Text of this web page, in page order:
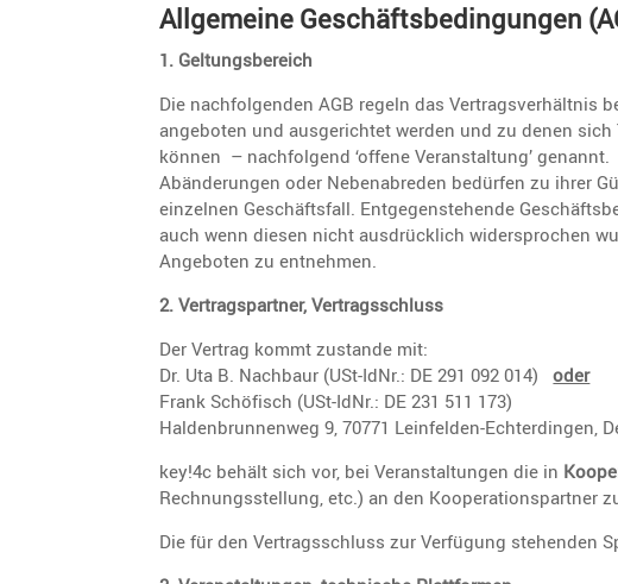
Allge­meine Geschäfts­be­din­gungen
1. Geltungs­be­reich
Die nachfol­genden AGB regeln das Vertrags­ver­hältnis
angeboten und ausge­richtet werden und zu denen
können – nachfol­gend ‘offene Veran­stal­tung’ genannt.
Abände­rungen oder Neben­ab­reden bedürfen zu ihrer
einzelnen Geschäfts­fall. Entge­gen­ste­hende
auch wenn diesen nicht ausdrück­lich wider­spro­chen
Angeboten zu entnehmen.
2. Vertrags­partner, Vertragsschluss
Der Vertrag kommt zustande mit:
Dr. Uta B. Nachbaur (USt-IdNr.: DE 291 092 014)oder
Frank Schöfisch (USt-IdNr.: DE 231 511 173)
Halden­brun­nenweg 9, 70771 Leinfelden-Echter­dingen,
key!4c behält sich vor, bei Veran­stal­tungen die in
Rechnungs­stel­lung, etc.) an den Koope­ra­ti­ons­partner
Die für den Vertrags­schluss zur Verfü­gung stehenden